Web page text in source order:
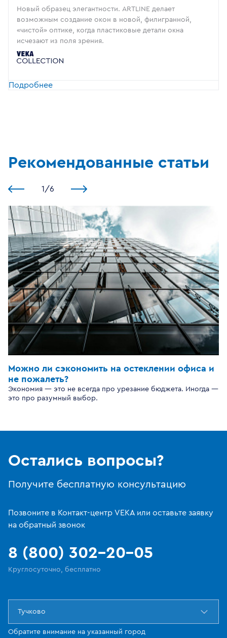
Новый образец элегантности. ARTLINE делает
возможным создание окон в новой, филигранной,
«чистой» оптике, когда пластиковые детали окна
исчезают из поля зрения.
Подробнее
Рекомендованные статьи
1 /6
Можно ли сэкономить на остеклении офиса и
не пожалеть?
Экономия — это не всегда про урезание бюджета. Иногда —
это про разумный выбор.
Остались вопросы?
Получите бесплатную консультацию
Позвоните в Контакт-центр VEKA или оставьте заявку
на обратный звонок
8 (800) 302-20-05
Круглосуточно, бесплатно
Тучково
Обратите внимание на указанный город